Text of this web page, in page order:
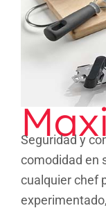
Seguridad y
comodidad en
cualquier chef